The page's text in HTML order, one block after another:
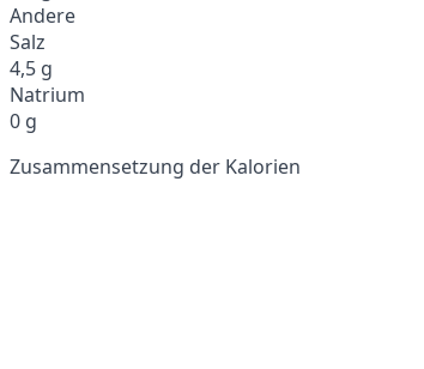
Andere
Salz
4,5 g
Natrium
0 g
Zusammensetzung der Kalorien